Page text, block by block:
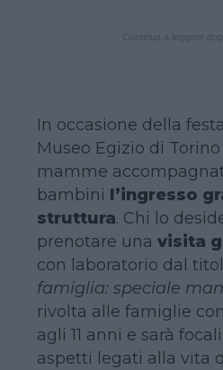
In occasione della
Museo Egizio di
mamme
bambini l’ingresso
struttura. Chi lo
prenotare una visita
con laboratorio dal
famiglia: speciale
rivolta alle famiglie
agli 11 anni e sarà
aspetti legati alla vita